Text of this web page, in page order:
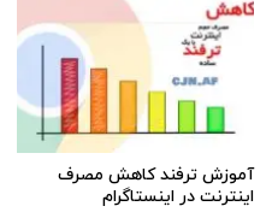
آموزش ترفند کاهش مصرف
اینترنت در اینستاگرام